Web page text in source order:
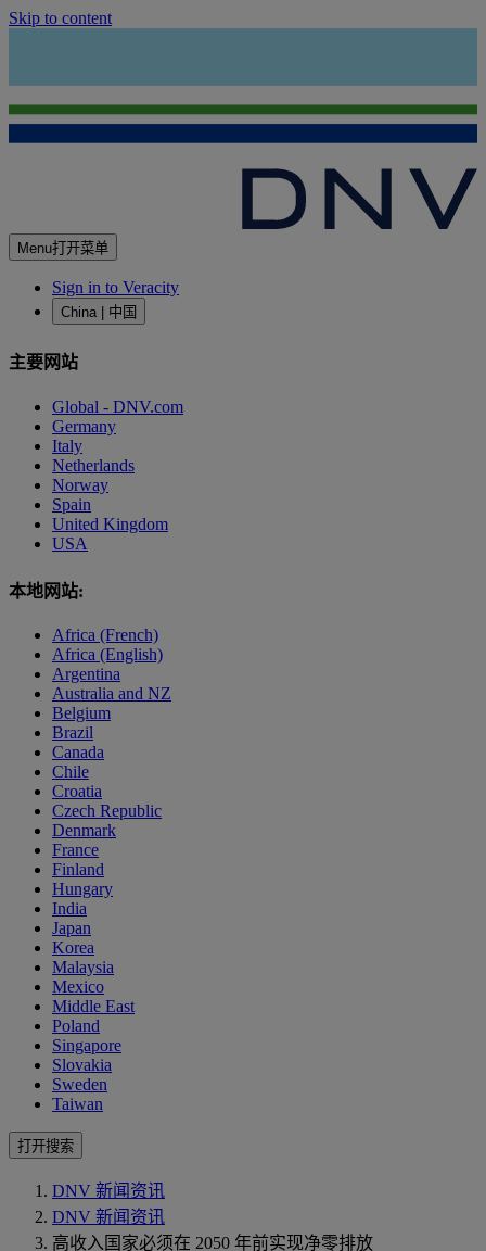
Skip to content
Menu打开菜单
Sign in to Veracity
China | 中国
主要网站
Global - DNV.com
Germany
Italy
Netherlands
Norway
Spain
United Kingdom
USA
本地网站:
Africa (French)
Africa (English)
Argentina
Australia and NZ
Belgium
Brazil
Canada
Chile
Croatia
Czech Republic
Denmark
France
Finland
Hungary
India
Japan
Korea
Malaysia
Mexico
Middle East
Poland
Singapore
Slovakia
Sweden
Taiwan
打开搜索
DNV 新闻资讯
DNV 新闻资讯
高收入国家必须在 2050 年前实现净零排放